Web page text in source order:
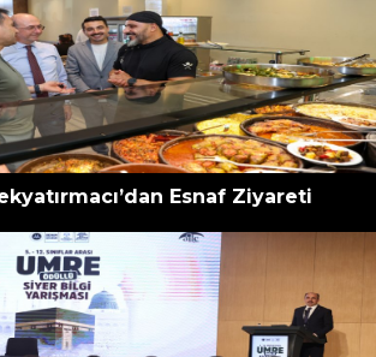
Esnaf Ziyareti